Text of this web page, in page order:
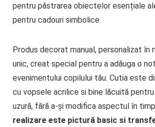
pentru păstrarea obiectelor esențiale
pentru cadouri simbolice.
Produs decorat manual, personalizat în
unic, creat special pentru a adăuga o
evenimentului copilului tău. Cutia este
cu vopsele acrilice si bine lăcuită
uzură, fără a-și modifica aspectul în
realizare este pictură basic si